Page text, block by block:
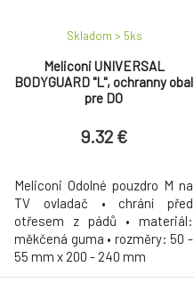
Meliconi UNIVERSAL
BODYGUARD "L", ochranny obal
pre DO
Skladom > 5ks
9.32 €
Meliconi Odolné pouzdro M na
TV ovladač • chrání před
otřesem z pádů • materiál:
měkčená guma • rozměry: 50 -
55 mm x 200 - 240 mm